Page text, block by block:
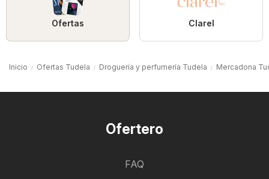
Ofertas Clarel
Inicio Ofertas Tudela Droguería y perfumería Tudela Mercadona
Ofertero
FAQ